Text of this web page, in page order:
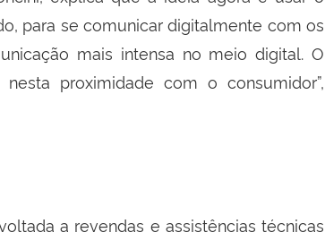
para se comunicar digitalmente com os
mais intensa no meio digital. O
proximidade com o consumidor”,
a revendas e assistências técnicas